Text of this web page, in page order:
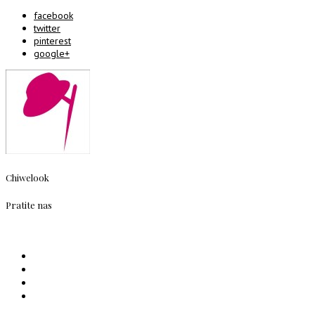
facebook
twitter
pinterest
google+
Chiwelook
Pratite nas